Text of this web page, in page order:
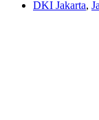
DKI Jakarta,